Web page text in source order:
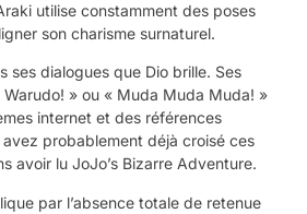
utilise constamment des poses
son charisme surnaturel.
ses dialogues que Dio brille. Ses
» ou « Muda Muda Muda! »
internet et des références
probablement déjà croisé ces
avoir lu JoJo’s Bizarre Adventure.
par l’absence totale de retenue